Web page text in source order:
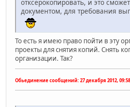
отксерокопировать, и это
документом, для требования
То есть я имею право пойти в эту
проекты для снятия копий. Снять
организации. Так?
Обьединение сообщений: 27 декабря 2012,